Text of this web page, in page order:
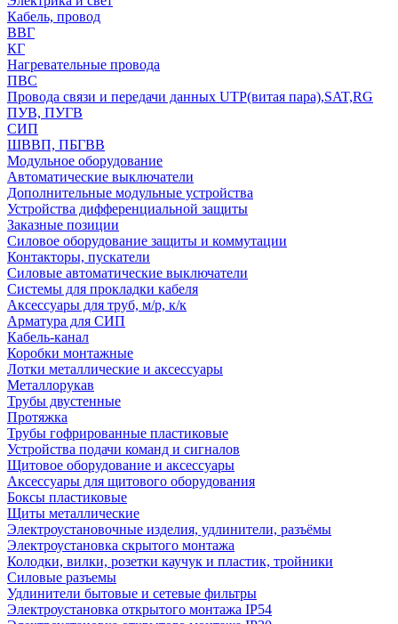
Кабель, провод
ВВГ
КГ
Нагревательные провода
ПВС
Провода связи и передачи данных UTP(витая пара),SAT,RG
ПУВ, ПУГВ
СИП
ШВВП, ПБГВВ
Модульное оборудование
Автоматические выключатели
Дополнительные модульные устройства
Устройства дифференциальной защиты
Заказные позиции
Силовое оборудование защиты и коммутации
Контакторы, пускатели
Силовые автоматические выключатели
Системы для прокладки кабеля
Аксессуары для труб, м/р, к/к
Арматура для СИП
Кабель-канал
Коробки монтажные
Лотки металлические и аксессуары
Металлорукав
Трубы двустенные
Протяжка
Трубы гофрированные пластиковые
Устройства подачи команд и сигналов
Щитовое оборудование и аксессуары
Аксессуары для щитового оборудования
Боксы пластиковые
Щиты металлические
Электроустановочные изделия, удлинители, разъёмы
Электроустановка скрытого монтажа
Колодки, вилки, розетки каучук и пластик, тройники
Силовые разъемы
Удлинители бытовые и сетевые фильтры
Электроустановка открытого монтажа IP54